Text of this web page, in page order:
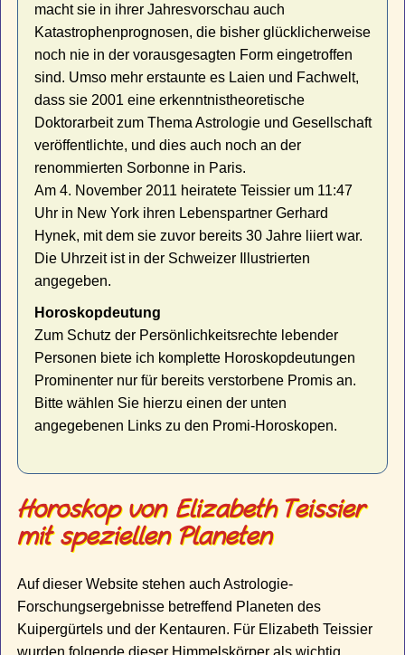
macht sie in ihrer Jahresvorschau auch
Katastrophenprognosen, die bisher glücklicherweise
noch nie in der vorausgesagten Form eingetroffen
sind. Umso mehr erstaunte es Laien und Fachwelt,
dass sie 2001 eine erkenntnistheoretische
Doktorarbeit zum Thema Astrologie und Gesellschaft
veröffentlichte, und dies auch noch an der
renommierten Sorbonne in Paris.
Am 4. November 2011 heiratete Teissier um 11:47
Uhr in New York ihren Lebenspartner Gerhard
Hynek, mit dem sie zuvor bereits 30 Jahre liiert war.
Die Uhrzeit ist in der Schweizer Illustrierten
angegeben.
Horoskopdeutung
Zum Schutz der Persönlichkeitsrechte lebender
Personen biete ich komplette Horoskopdeutungen
Prominenter nur für bereits verstorbene Promis an.
Bitte wählen Sie hierzu einen der unten
angegebenen Links zu den Promi-Horoskopen.
Horoskop von Elizabeth Teissier
mit speziellen Planeten
Auf dieser Website stehen auch Astrologie-
Forschungsergebnisse betreffend Planeten des
Kuipergürtels und der Kentauren. Für Elizabeth Teissier